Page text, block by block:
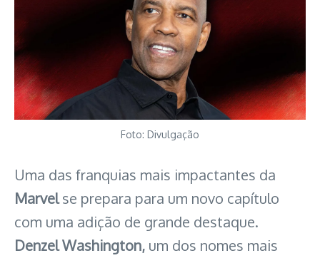
Foto: Divulgação
Uma das franquias mais impactantes da
Marvelse prepara para um novo capítulo
com uma adição de grande destaque.
Denzel Washington, um dos nomes mais